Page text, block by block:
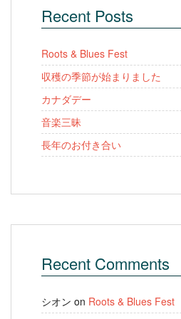
Recent Posts
Roots & Blues Fest
収穫の季節が始まりました
カナダデー
音楽三昧
長年のお付き合い
Recent Comments
シオン on Roots & Blues Fest